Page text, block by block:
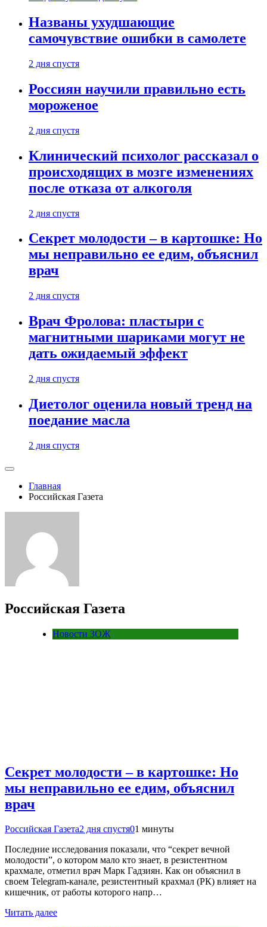
Названы ухудшающие
самочувствие ошибки в самолете
2 дня спустя
Россиян научили правильно есть
мороженое
2 дня спустя
Клинический психолог рассказал о
происходящих в мозге изменениях
после отказа от алкоголя
2 дня спустя
Секрет молодости – в картошке: Но
мы неправильно ее едим, объяснил
врач
2 дня спустя
Врач Фролова: пластыри с
магнитными шариками могут не
дать ожидаемый эффект
2 дня спустя
Диетолог оценила новый тренд на
поедание масла
2 дня спустя
Главная
Российская Газета
Российская Газета
Новости ЗОЖ
Секрет молодости – в картошке: Но
мы неправильно ее едим, объяснил
врач
Российская Газета2 дня спустя01 минуты
Последние исследования показали, что “секрет вечной
молодости”, о котором мало кто знает, в резистентном
крахмале, отметил врач Марк Гадзиян. Как он объяснил в
своем Telegram-канале, резистентный крахмал (РК) влияет на
кишечник, от работы которого напр…
Читать далее